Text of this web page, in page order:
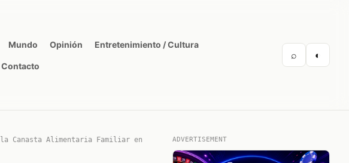
Mundo Opinión Entretenimiento / Cultura
Contacto
⌕ ◐
Canasta Alimentaria Familiar en
ADVERTISEMENT